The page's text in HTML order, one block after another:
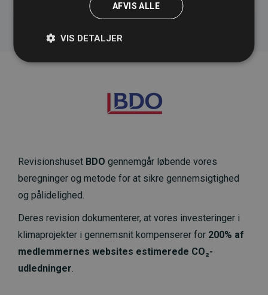
Revisionshuset BDO gennemgår løbende vores
beregninger og metode for at sikre gennemsigtighed
og pålidelighed.
Deres revision dokumenterer, at vores investeringer i
klimaprojekter i gennemsnit kompenserer for 200% af
medlemmernes websites estimerede CO₂-
udledninger.
AFVIS ALLE
VIS DETALJER